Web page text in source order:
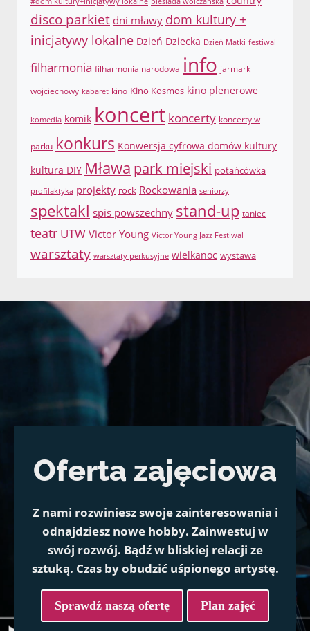
disco parkiet dni mławy dom kultury +
inicjatywy lokalne Dzień Dziecka Dzień Matki festiwal
filharmonia filharmonia narodowa info jarmark
wojciechowy kabaret kino Kino Kosmos kino plenerowe
komedia komik koncert koncerty koncerty w
parku konkurs Konwersja cyfrowa domów kultury
kultura DIY Mława park miejski potańcówka
profilaktyka projekty rock Rockowania seniorzy
spektakl spis powszechny stand-up taniec
teatr UTW Victor Young Victor Young Jazz Festiwal
warsztaty warsztaty perkusyjne wielkanoc wystawa
Oferta zajęciowa
Z nami rozwiniesz swoje zainteresowania i
odnajdziesz nowe hobby. Zainwestuj w
swój rozwój. Bądź w bliskiej relacji ze
sztuką. Czas by obudzić uśpionego artystę.
Sprawdź naszą ofertę Plan zajęć